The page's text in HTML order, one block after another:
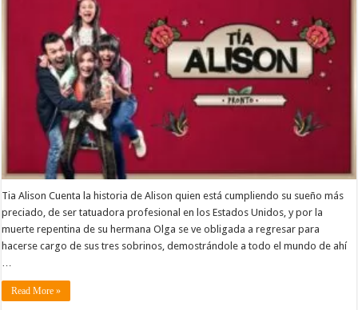
Tia Alison Cuenta la historia de Alison quien está cumpliendo su sueño más
preciado, de ser tatuadora profesional en los Estados Unidos, y por la
muerte repentina de su hermana Olga se ve obligada a regresar para
hacerse cargo de sus tres sobrinos, demostrándole a todo el mundo de ahí
Read More »